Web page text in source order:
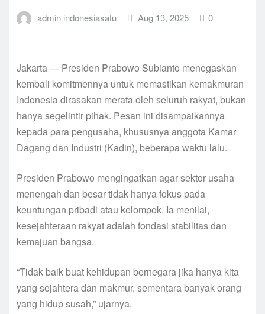
admin indonesiasatu Aug 13, 2025 0
Jakarta — Presiden Prabowo Subianto menegaskan
kembali komitmennya untuk memastikan kemakmuran
Indonesia dirasakan merata oleh seluruh rakyat, bukan
hanya segelintir pihak. Pesan ini disampaikannya
kepada para pengusaha, khususnya anggota Kamar
Dagang dan Industri (Kadin), beberapa waktu lalu.
Presiden Prabowo mengingatkan agar sektor usaha
menengah dan besar tidak hanya fokus pada
keuntungan pribadi atau kelompok. Ia menilai,
kesejahteraan rakyat adalah fondasi stabilitas dan
kemajuan bangsa.
“Tidak baik buat kehidupan bernegara jika hanya kita
yang sejahtera dan makmur, sementara banyak orang
yang hidup susah,” ujarnya.